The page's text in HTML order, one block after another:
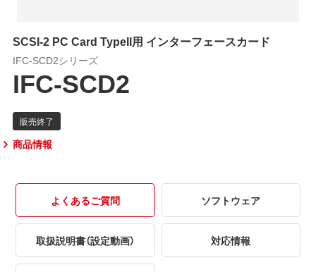
SCSI-2 PC Card TypeII用 インターフェースカード
IFC-SCD2シリーズ
IFC-SCD2
商品情報
よくあるご質問 ソフトウェア
取扱説明書（設定動画） 対応情報